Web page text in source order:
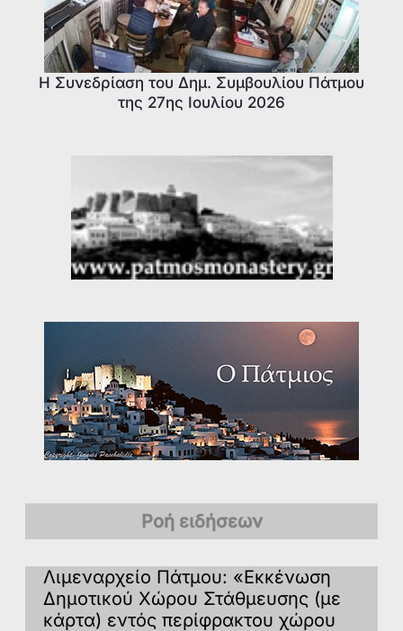
Η Συνεδρίαση του Δημ. Συμβουλίου Πάτμου
της 27ης Ιουλίου 2026
Ροή ειδήσεων
Λιμεναρχείο Πάτμου: «Εκκένωση
Δημοτικού Χώρου Στάθμευσης (με
κάρτα) εντός περίφρακτου χώρου